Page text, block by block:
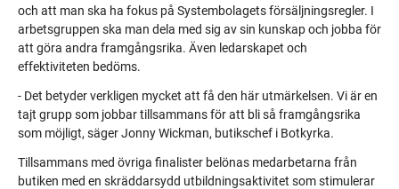
och att man ska ha fokus på Systembolagets försäljningsregler. I
arbetsgruppen ska man dela med sig av sin kunskap och jobba för
att göra andra framgångsrika. Även ledarskapet och
effektiviteten bedöms.
- Det betyder verkligen mycket att få den här utmärkelsen. Vi är en
tajt grupp som jobbar tillsammans för att bli så framgångsrika
som möjligt, säger Jonny Wickman, butikschef i Botkyrka.
Tillsammans med övriga finalister belönas medarbetarna från
butiken med en skräddarsydd utbildningsaktivitet som stimulerar